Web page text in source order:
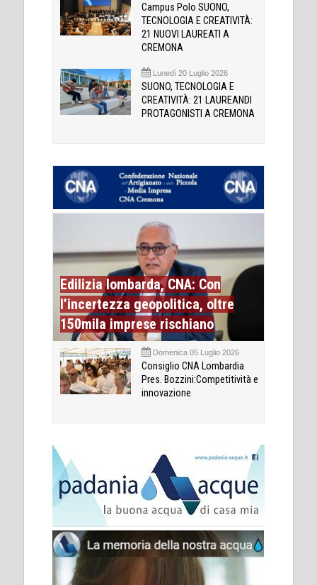
Campus Polo SUONO,
TECNOLOGIA E CREATIVITÀ:
21 NUOVI LAUREATI A
CREMONA
Lunedì 20 Luglio 2026
SUONO, TECNOLOGIA E
CREATIVITÀ: 21 LAUREANDI
PROTAGONISTI A CREMONA
Edilizia lombarda, CNA: Con
l’incertezza geopolitica, oltre
150mila imprese rischiano
Domenica 05 Luglio 2026
Consiglio CNA Lombardia
Pres. Bozzini:Competitività e
innovazione